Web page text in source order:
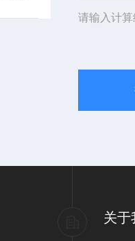
请输入计
关于